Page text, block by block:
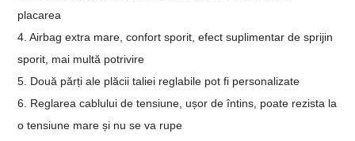
placarea
4. Airbag extra mare, confort sporit, efect suplimentar de sprijin
sporit, mai multă potrivire
5. Două părți ale plăcii taliei reglabile pot fi personalizate
6. Reglarea cablului de tensiune, ușor de întins, poate rezista la
o tensiune mare și nu se va rupe